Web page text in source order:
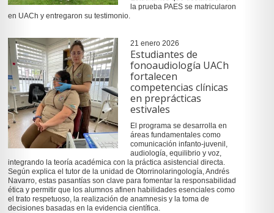
la prueba PAES se matricularon
en UACh y entregaron su testimonio.
21 enero 2026
Estudiantes de
fonoaudiología UACh
fortalecen
competencias clínicas
en preprácticas
estivales
El programa se desarrolla en
áreas fundamentales como
comunicación infanto-juvenil,
audiología, equilibrio y voz,
integrando la teoría académica con la práctica asistencial directa.
Según explica el tutor de la unidad de Otorrinolaringología, Andrés
Navarro, estas pasantías son clave para fomentar la responsabilidad
ética y permitir que los alumnos afinen habilidades esenciales como
el trato respetuoso, la realización de anamnesis y la toma de
decisiones basadas en la evidencia científica.